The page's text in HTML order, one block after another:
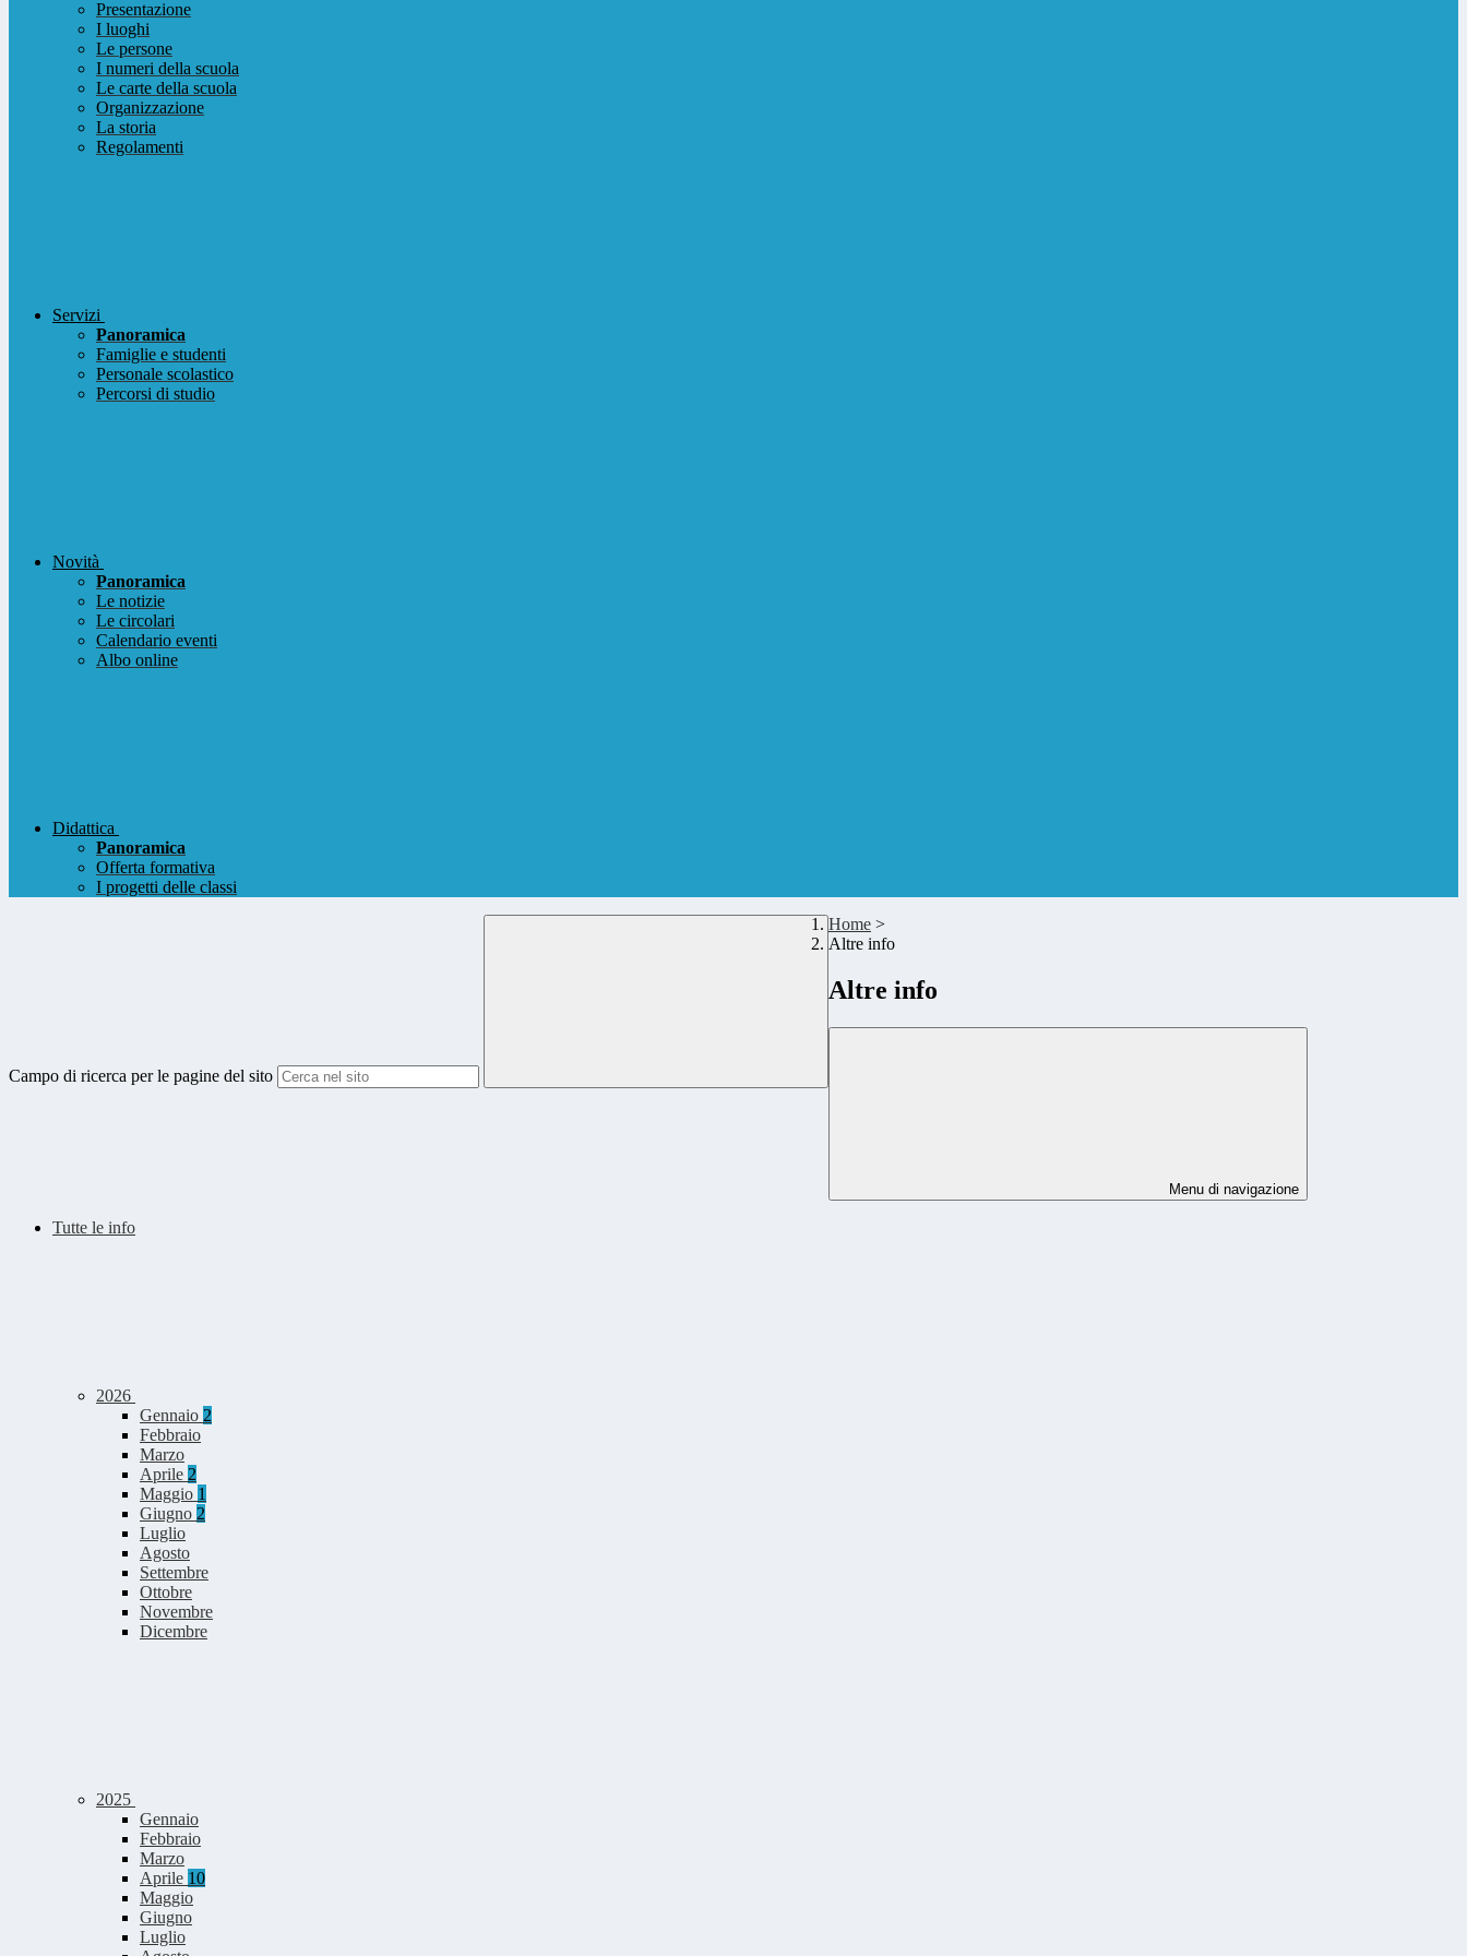
Presentazione
I luoghi
Le persone
I numeri della scuola
Le carte della scuola
Organizzazione
La storia
Regolamenti
Servizi
Panoramica
Famiglie e studenti
Personale scolastico
Percorsi di studio
Novità
Panoramica
Le notizie
Le circolari
Calendario eventi
Albo online
Didattica
Panoramica
Offerta formativa
I progetti delle classi
Campo di ricerca per le pagine del sito
Home >
Altre info
Altre info
Menu di navigazione
Tutte le info
2026
Gennaio 2
Febbraio
Marzo
Aprile 2
Maggio 1
Giugno 2
Luglio
Agosto
Settembre
Ottobre
Novembre
Dicembre
2025
Gennaio
Febbraio
Marzo
Aprile 10
Maggio
Giugno
Luglio